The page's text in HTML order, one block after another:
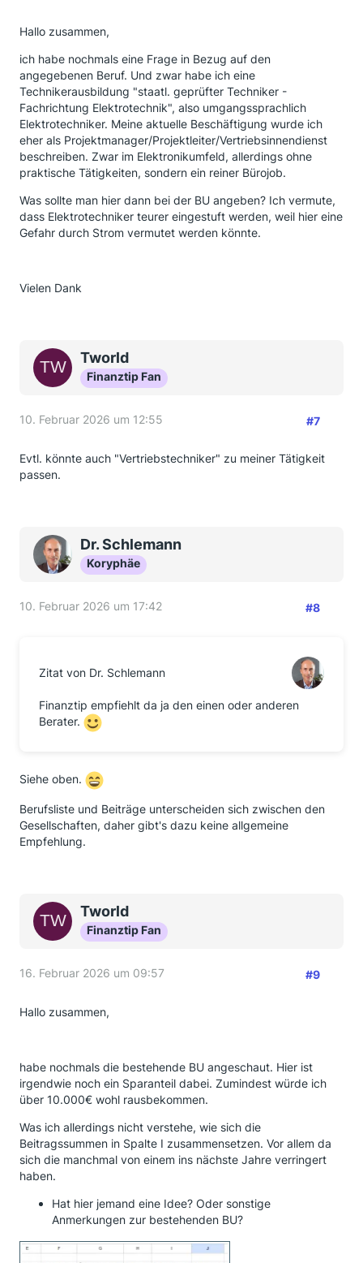
Hallo zusammen,
ich habe nochmals eine Frage in Bezug auf den
angegebenen Beruf. Und zwar habe ich eine
Technikerausbildung "staatl. geprüfter Techniker -
Fachrichtung Elektrotechnik", also umgangssprachlich
Elektrotechniker. Meine aktuelle Beschäftigung wurde ich
eher als Projektmanager/Projektleiter/Vertriebsinnendienst
beschreiben. Zwar im Elektronikumfeld, allerdings ohne
praktische Tätigkeiten, sondern ein reiner Bürojob.
Was sollte man hier dann bei der BU angeben? Ich vermute,
dass Elektrotechniker teurer eingestuft werden, weil hier eine
Gefahr durch Strom vermutet werden könnte.
Vielen Dank
Tworld
Finanztip Fan
10. Februar 2026 um 12:55 #7
Evtl. könnte auch "Vertriebstechniker" zu meiner Tätigkeit
passen.
Dr. Schlemann
Koryphäe
10. Februar 2026 um 17:42 #8
Zitat von Dr. Schlemann
Finanztip empfiehlt da ja den einen oder anderen
Berater.
Siehe oben.
Berufsliste und Beiträge unterscheiden sich zwischen den
Gesellschaften, daher gibt's dazu keine allgemeine
Empfehlung.
Tworld
Finanztip Fan
16. Februar 2026 um 09:57 #9
Hallo zusammen,
habe nochmals die bestehende BU angeschaut. Hier ist
irgendwie noch ein Sparanteil dabei. Zumindest würde ich
über 10.000€ wohl rausbekommen.
Was ich allerdings nicht verstehe, wie sich die
Beitragssummen in Spalte I zusammensetzen. Vor allem da
sich die manchmal von einem ins nächste Jahre verringert
haben.
Hat hier jemand eine Idee? Oder sonstige
Anmerkungen zur bestehenden BU?